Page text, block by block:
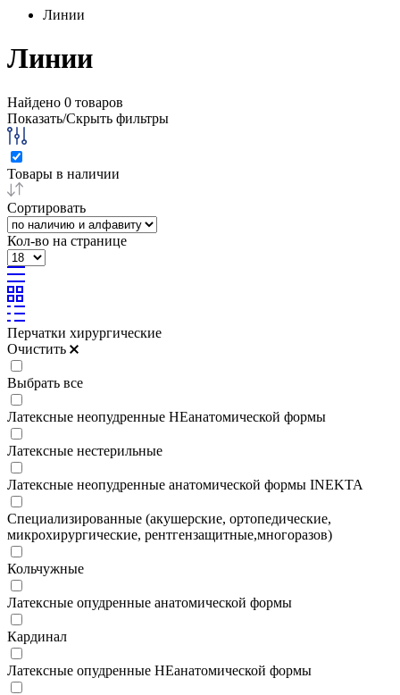
Линии
Линии
Найдено 0 товаров
Показать/Скрыть фильтры
Товары в наличии
Сортировать
Кол-во на странице
Перчатки хирургические
Очистить
Выбрать все
Латексные неопудренные НЕанатомической формы
Латексные нестерильные
Латексные неопудренные анатомической формы INEKTA
Специализированные (акушерские, ортопедические,
микрохирургические, рентгензащитные,многоразов)
Кольчужные
Латексные опудренные анатомической формы
Кардинал
Латексные опудренные НЕанатомической формы